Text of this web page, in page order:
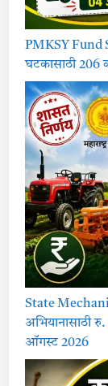
PMKSY Fund
घटकासाठी 206
State
अभियानासाठी
ऑगस्ट 2026